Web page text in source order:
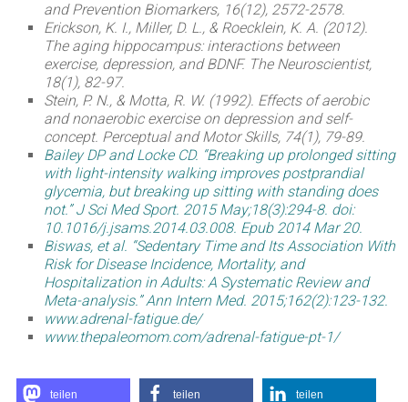
and Prevention Biomarkers, 16(12), 2572-2578.
Erickson, K. I., Miller, D. L., & Roecklein, K. A. (2012).
The aging hippocampus: interactions between
exercise, depression, and BDNF. The Neuroscientist,
18(1), 82-97.
Stein, P. N., & Motta, R. W. (1992). Effects of aerobic
and nonaerobic exercise on depression and self-
concept. Perceptual and Motor Skills, 74(1), 79-89.
Bailey DP and Locke CD. “Breaking up prolonged sitting
with light-intensity walking improves postprandial
glycemia, but breaking up sitting with standing does
not.” J Sci Med Sport. 2015 May;18(3):294-8. doi:
10.1016/j.jsams.2014.03.008. Epub 2014 Mar 20.
Biswas, et al. “Sedentary Time and Its Association With
Risk for Disease Incidence, Mortality, and
Hospitalization in Adults: A Systematic Review and
Meta-analysis.” Ann Intern Med. 2015;162(2):123-132.
www.adrenal-fatigue.de/
www.thepaleomom.com/adrenal-fatigue-pt-1/
teilen teilen teilen